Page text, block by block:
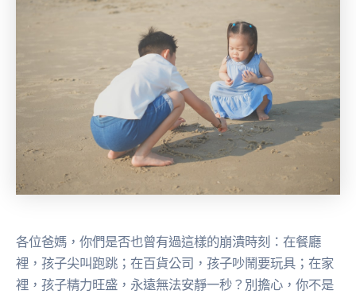
各位爸媽，你們是否也曾有過這樣的崩潰時刻：在餐廳
裡，孩子尖叫跑跳；在百貨公司，孩子吵鬧要玩具；在家
裡，孩子精力旺盛，永遠無法安靜一秒？別擔心，你不是